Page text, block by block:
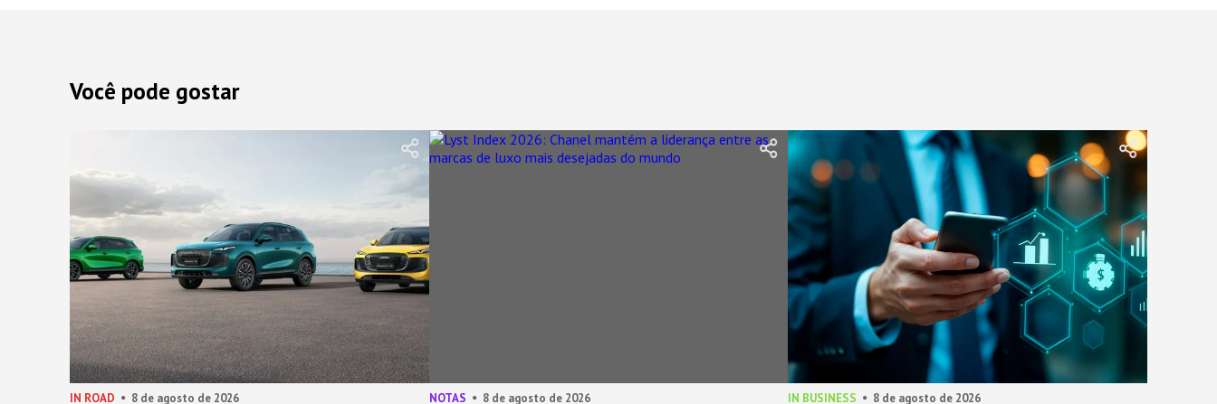
Você pode gostar
IN ROAD 8 de agosto de 2026 NOTAS 8 de agosto de 2026 IN BUSINESS 8 de agosto de 2026